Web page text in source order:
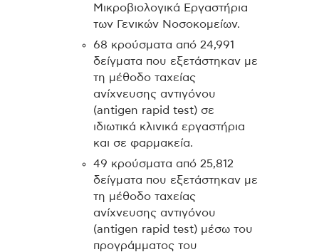
Μικροβιολογικά Εργαστήρια
των Γενικών Νοσοκομείων.
68 κρούσματα από 24,991
δείγματα που εξετάστηκαν με
τη μέθοδο ταχείας
ανίχνευσης αντιγόνου
(antigen rapid test) σε
ιδιωτικά κλινικά εργαστήρια
και σε φαρμακεία.
49 κρούσματα από 25,812
δείγματα που εξετάστηκαν με
τη μέθοδο ταχείας
ανίχνευσης αντιγόνου
(antigen rapid test) μέσω του
προγράμματος του